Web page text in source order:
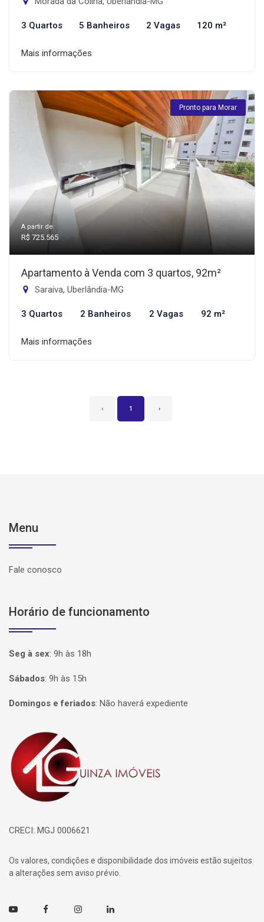
3 Quartos 5 Banheiros 2 Vagas 120 m²
Mais informações
Pronto para Morar
A partir de:
R$ 725.565
Apartamento à Venda com 3 quartos, 92m²
Saraiva, Uberlândia-MG
3 Quartos 2 Banheiros 2 Vagas 92 m²
Mais informações
‹ 1 ›
Menu
Fale conosco
Horário de funcionamento
Seg à sex: 9h às 18h
Sábados: 9h às 15h
Domingos e feriados: Não haverá expediente
Página inicial
CRECI: MGJ 0006621
Os valores, condições e disponibilidade dos imóveis estão sujeitos
a alterações sem aviso prévio.
Youtube FacebookInstagramLinkedin